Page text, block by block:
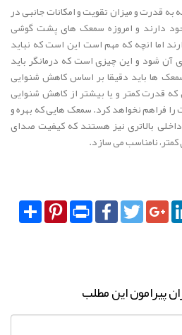
قدرت و میزان تقویت و امکانات جانبی در
دارند و امروزه سمعک های پشت گوشی
اما انچه که مهم است این است که نباید
آن شود و این چیزی است که درمانگر باید
ها باید دقیقا بر اساس کاهش شنوایی
قدرت کمتر و یا بیشتر از کاهش شنوایی
فراهم نخواهد کرد. سمعک هایی که بهره و
داخلی بالاتری نیز هستند که کیفیت صدای
نامناسب می سازد.
Share PinterestPrint FacebookTwitter
پیرامون این مطلب